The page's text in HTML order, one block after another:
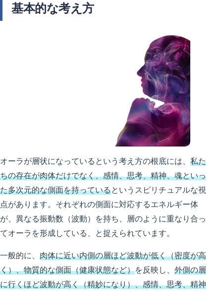
基本的な考え方
オーラが層状になっているという考え方の根底には、 私た
ちの存在が肉体だけでなく、感情、思考、精神、魂といっ
た多次元的な側面を持っているというスピリチュアルな視
点があります。それぞれの側面に対応するエネルギー体
が、異なる振動数（波動）を持ち、層のように重なり合っ
てオーラを形成している、と捉えられています。
一般的に、 肉体に近い内側の層ほど波動が低く（密度が高
く）、物質的な側面（健康状態など）を反映し、 外側の層
に行くほど波動が高く（精妙になり）、感情、思考、精神